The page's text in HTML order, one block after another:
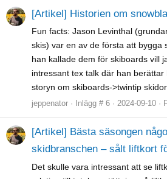
[Artikel] Historien om
Fun facts: Jason Levinthal
skis) var en av de första att bygga
han kallade dem för skiboards vill
intressant tex talk där han berättar
storyn om skiboards->twintip
jeppenator Inlägg # 6 2024-09-10
[Artikel] Bästa säsongen
skidbranschen – sålt liftkort
Det skulle vara intressant att se